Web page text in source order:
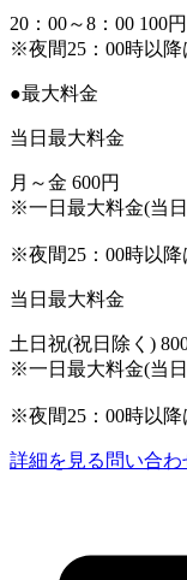
20：00～8：00 100
※夜間25：00時以降
●最大料金
当日最大料金
月～金 600円
※一日最大料金(当
※夜間25：00時以降
当日最大料金
土日祝(祝日除く)
※一日最大料金(当
※夜間25：00時以降
詳細を見る 問い合わ